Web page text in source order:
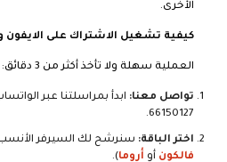
الأخرى.
كيفية تشغيل الاشتراك على الايفون
العملية سهلة ولا تأخذ أكثر من 3 دقائق:
تواصل معنا: ابدأ بمراسلتنا عبر
66150127
.
اختر الباقة: سنرشح لك السيرفر
فالكون أو أروما).